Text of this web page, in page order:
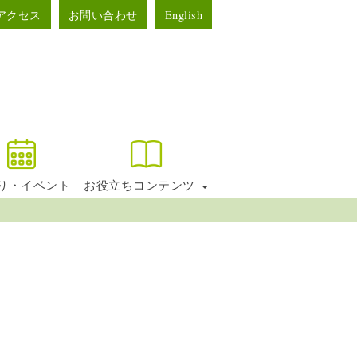
English
お問い合わせ
クセス
・イベント お役立ちコンテンツ